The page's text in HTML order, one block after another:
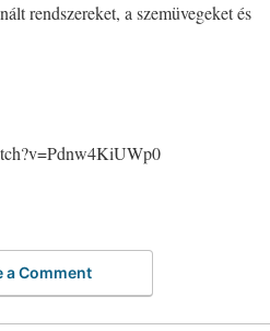
rendszereket, a szemüvegeket és
a Comment